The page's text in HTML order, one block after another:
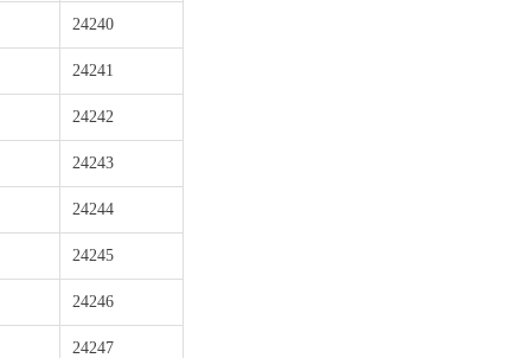
24240
24241
24242
24243
24244
24245
24246
24247